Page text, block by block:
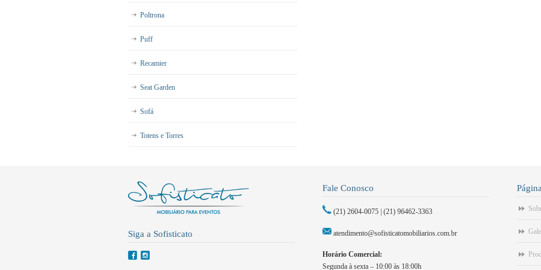
Poltrona
Puff
Recamier
Seat Garden
Sofá
Totens e Torres
Siga a Sofisticato
Fale Conosco
(21) 2604-0075 | (21) 96462-3363
atendimento@sofisticatomobiliarios.com.br
Horário Comercial:
Segunda à sexta – 10:00 às 18:00h